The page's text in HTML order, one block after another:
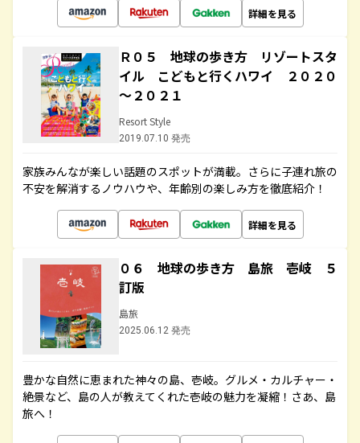
詳細を見る
Ｒ０５ 地球の歩き方 リゾートスタ
イル こどもと行くハワイ ２０２０
～２０２１
Resort Style
2019.07.10 発売
家族みんなが楽しい話題のスポットが満載。さらに子連れ旅の
不安を解消するノウハウや、年齢別の楽しみ方を徹底紹介！
詳細を見る
０６ 地球の歩き方 島旅 壱岐 ５
訂版
島旅
2025.06.12 発売
豊かな自然に恵まれた神々の島、壱岐。グルメ・カルチャー・
絶景など、島の人が教えてくれた壱岐の魅力を凝縮！さあ、島
旅へ！